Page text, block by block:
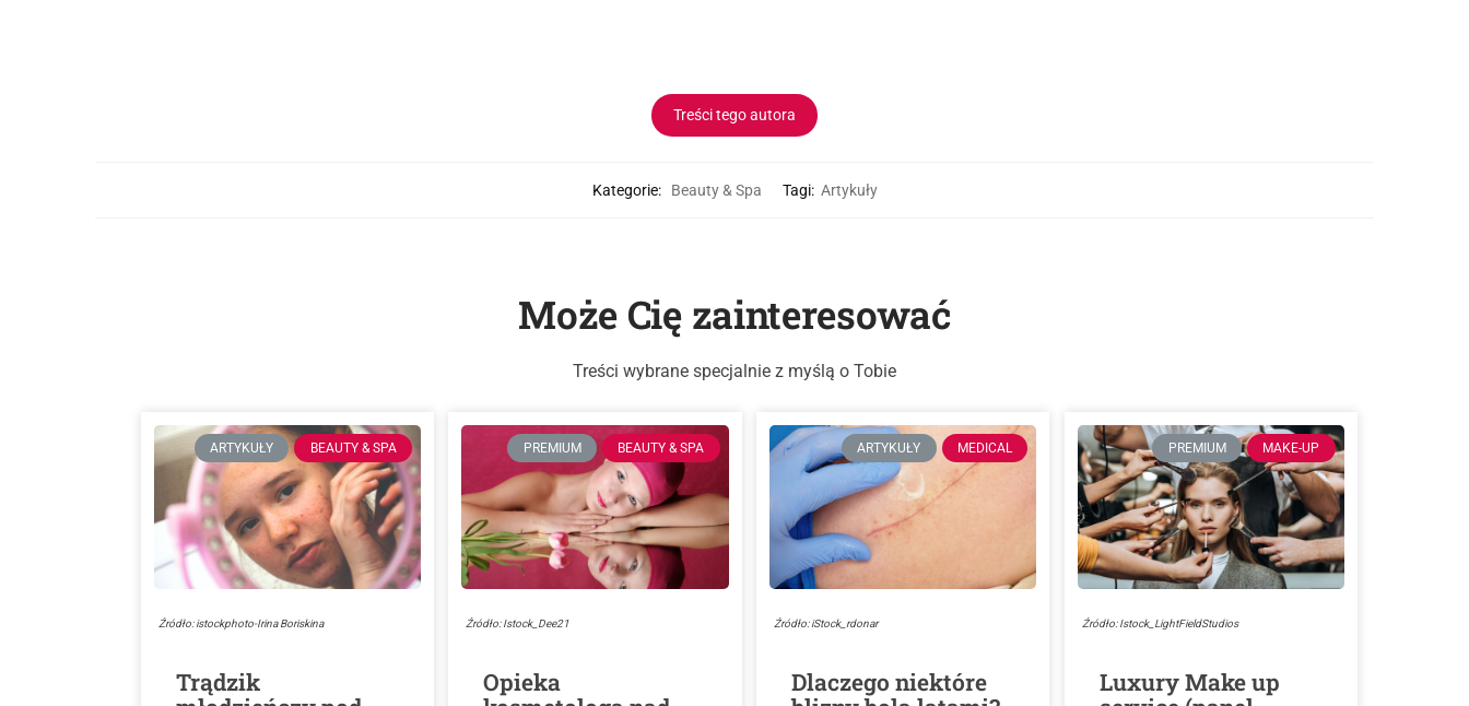
Treści tego autora
Kategorie: Beauty & Spa Tagi: Artykuły
Może Cię zainteresować
Treści wybrane specjalnie z myślą o Tobie
ARTYKUŁY BEAUTY & SPA
Źródło: istockphoto-Irina Boriskina
Trądzik
PREMIUM BEAUTY & SPA
Źródło: Istock_Dee21
Opieka
ARTYKUŁY MEDICAL
Źródło: iStock_rdonar
Dlaczego niektóre
PREMIUM MAKE-UP
Źródło: Istock_LightFieldStudios
Luxury Make up